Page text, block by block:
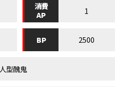
消費
AP
1
BP 2500
人型醜鬼